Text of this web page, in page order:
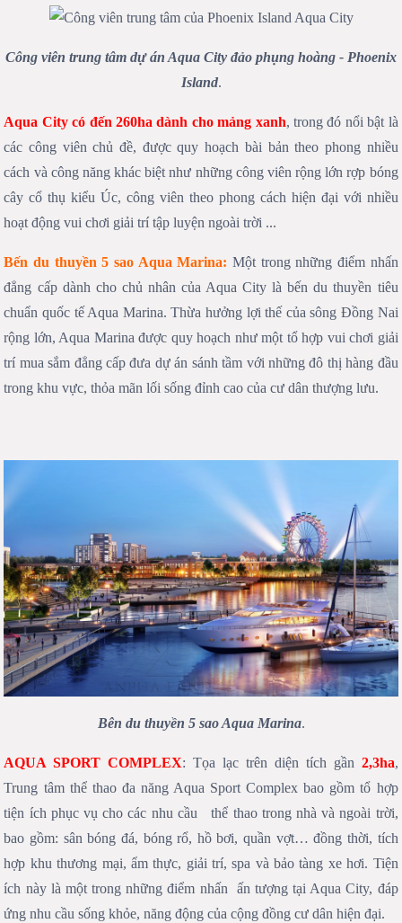
Công viên trung tâm dự án Aqua City đảo phụng hoàng - Phoenix
Island.
Aqua City có đến 260ha dành cho mảng xanh, trong đó nổi bật là
các công viên chủ đề, được quy hoạch bài bản theo phong nhiều
cách và công năng khác biệt như những công viên rộng lớn rợp bóng
cây cổ thụ kiểu Úc, công viên theo phong cách hiện đại với nhiều
hoạt động vui chơi giải trí tập luyện ngoài trời ...
Bến du thuyền 5 sao Aqua Marina: Một trong những điểm nhấn
đẳng cấp dành cho chủ nhân của Aqua City là bến du thuyền tiêu
chuẩn quốc tế Aqua Marina. Thừa hưởng lợi thế của sông Đồng Nai
rộng lớn, Aqua Marina được quy hoạch như một tổ hợp vui chơi giải
trí mua sắm đẳng cấp đưa dự án sánh tầm với những đô thị hàng đầu
trong khu vực, thỏa mãn lối sống đỉnh cao của cư dân thượng lưu.
Bên du thuyền 5 sao Aqua Marina.
AQUA SPORT COMPLEX: Tọa lạc trên diện tích gần 2,3ha,
Trung tâm thể thao đa năng Aqua Sport Complex bao gồm tổ hợp
tiện ích phục vụ cho các nhu cầu thể thao trong nhà và ngoài trời,
bao gồm: sân bóng đá, bóng rổ, hồ bơi, quần vợt… đồng thời, tích
hợp khu thương mại, ẩm thực, giải trí, spa và bảo tàng xe hơi. Tiện
ích này là một trong những điểm nhấn ấn tượng tại Aqua City, đáp
ứng nhu cầu sống khỏe, năng động của cộng đồng cư dân hiện đại.